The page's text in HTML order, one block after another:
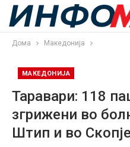
Дома Македонија
МАКЕДОНИЈА
Таравари: 118
згрижени во
Штип и во Скопје